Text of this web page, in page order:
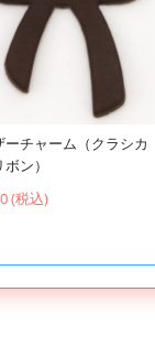
ーチャーム（クラシカ
ン）
(税込)